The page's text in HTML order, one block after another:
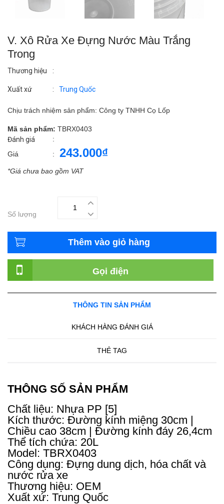
V. Xô Rửa Xe Đựng Nước Màu Trắng
Trong
Thương hiệu :
Xuất xứ : Trung Quốc
Chịu trách nhiệm sản phẩm: Công ty TNHH Cọ Lốp
Mã sản phẩm: TBRX0403
Đánh giá
:
Giá
: 243.000₫
*Giá chưa bao gồm VAT
Số lượng
Thêm vào giỏ hàng
Gọi điện
THÔNG TIN SẢN PHẨM
KHÁCH HÀNG ĐÁNH GIÁ
THẺ TAG
THÔNG SỐ SẢN PHẨM
Chất liệu: Nhựa PP [5]
Kích thước: Đường kính miệng 30cm |
Chiều cao 38cm | Đường kính đáy 26,4cm
Thể tích chứa: 20L
Model: TBRX0403
Công dụng: Đựng dung dịch, hóa chất và
nước rửa xe
Thương hiệu: OEM
Xuất xứ: Trung Quốc